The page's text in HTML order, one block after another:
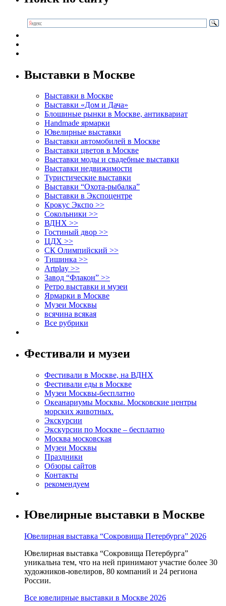
Выставки в Москве
Выставки в Москве
Выставки «Дом и Дача»
Блошиные рынки в Москве, антиквариат
Handmade ярмарки
Ювелирные выставки
Выставки автомобилей в Москве
Выставки цветов в Москве
Выставки моды и свадебные выставки
Выставки недвижимости
Туристические выставки
Выставки “Охота-рыбалка”
Выставки в Экспоцентре
Крокус Экспо >>
Сокольники >>
ВДНХ >>
Гостиный двор >>
ЦДХ >>
СК Олимпийский >>
Тишинка >>
Artplay >>
Завод “Флакон” >>
Ретро выставки и музеи
Ярмарки в Москве
Музеи Москвы
всячина всякая
Все рубрики
Фестивали и музеи
Фестивали в Москве, на ВДНХ
Фестивали еды в Москве
Музеи Москвы-бесплатно
Океанариумы Москвы. Московские центры
морских животных.
Экскурсии
Экскурсии по Москве – бесплатно
Москва московская
Музеи Москвы
Праздники
Обзоры сайтов
Контакты
рекомендуем
Ювелирные выставки в Москве
Ювелирная выставка “Сокровища Петербурга” 2026
Ювелирная выставка “Сокровища Петербурга”
уникальна тем, что на ней принимают участие более 30
художников-ювелиров, 80 компаний и 24 региона
России.
Все ювелирные выставки в Москве 2026